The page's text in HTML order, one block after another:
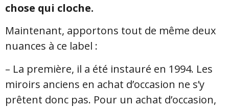
chose qui cloche.
Maintenant, apportons tout de même deux
nuances à ce label :
– La première, il a été instauré en 1994. Les
miroirs anciens en achat d’occasion ne s’y
prêtent donc pas. Pour un achat d’occasion,